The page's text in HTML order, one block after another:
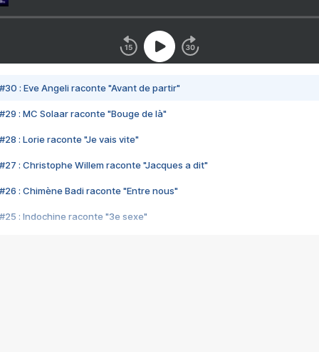
#30 : Eve Angeli raconte "Avant de partir"
#29 : MC Solaar raconte "Bouge de là"
#28 : Lorie raconte "Je vais vite"
#27 : Christophe Willem raconte "Jacques a dit"
#26 : Chimène Badi raconte "Entre nous"
#25 : Indochine raconte "3e sexe"